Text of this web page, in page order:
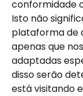
conformidade
Isto não
plataforma de
apenas que
adaptadas
disso serão
está visitando